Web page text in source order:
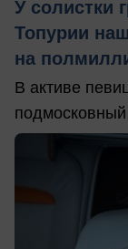
У солистки
Топурии
на
В активе